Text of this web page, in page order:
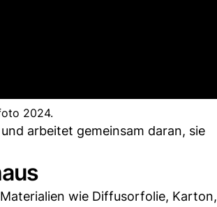
2024.
arbeitet gemeinsam daran, sie
wie Diffusorfolie, Karton,